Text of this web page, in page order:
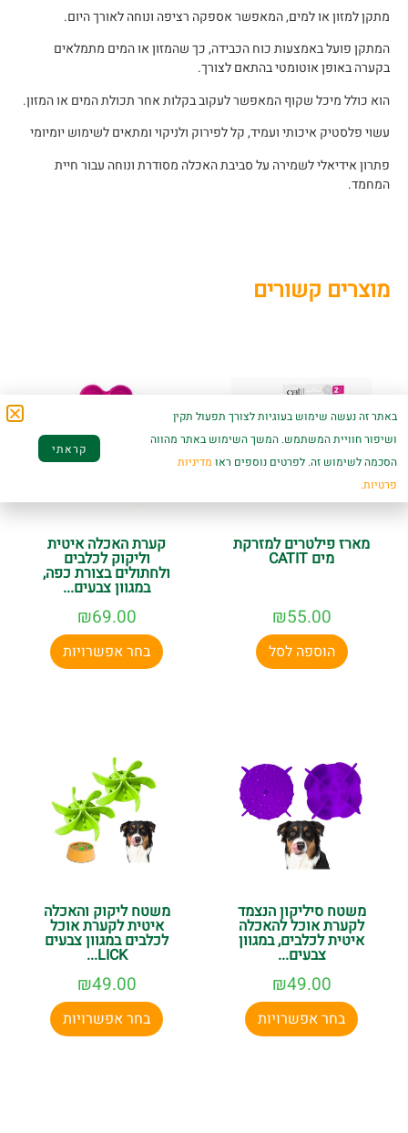
מתקן למזון או למים, המאפשר אספקה רציפה ונוחה לאורך היום.
המתקן פועל באמצעות כוח הכבידה, כך שהמזון או המים מתמלאים
בקערה באופן אוטומטי בהתאם לצורך.
הוא כולל מיכל שקוף המאפשר לעקוב בקלות אחר תכולת המים או המזון.
עשוי פלסטיק איכותי ועמיד, קל לפירוק ולניקוי ומתאים לשימוש יומיומי
פתרון אידיאלי לשמירה על סביבת האכלה מסודרת ונוחה עבור חיית
המחמד.
מוצרים קשורים
מארז פילטרים למזרקת
מים CATIT
₪55.00
הוספה לסל
קערת האכלה איטית
וליקוק לכלבים
ולחתולים בצורת כפה,
במגוון צבעים...
₪69.00
בחר אפשרויות
משטח סיליקון הנצמד
לקערת אוכל להאכלה
איטית לכלבים, במגוון
צבעים...
₪49.00
בחר אפשרויות
משטח ליקוק והאכלה
איטית לקערת אוכל
לכלבים במגוון צבעים
LICK...
₪49.00
בחר אפשרויות
באתר זה נעשה שימוש בעוגיות לצורך תפעול תקין
ושיפור חוויית המשתמש. המשך השימוש באתר מהווה
הסכמה לשימוש זה. לפרטים נוספים ראו מדיניות
פרטיות.
קראתי